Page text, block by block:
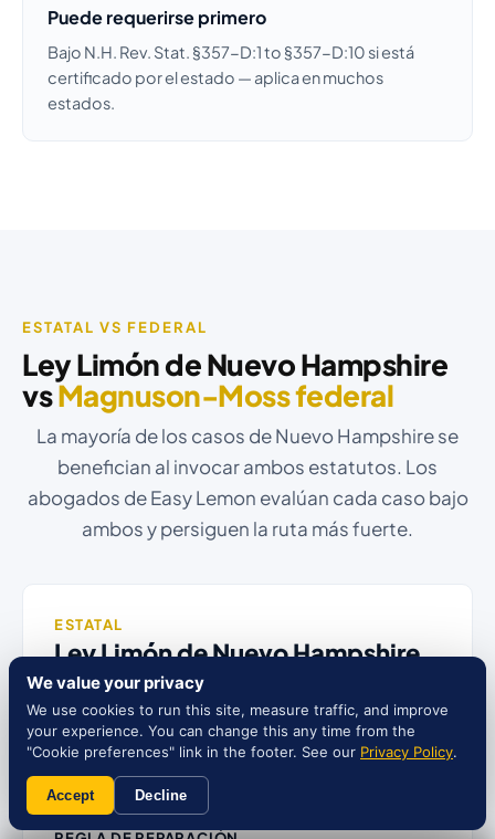
Puede requerirse primero
Bajo N.H. Rev. Stat. §357-D:1 to §357-D:10 si está
certificado por el estado — aplica en muchos
estados.
ESTATAL VS FEDERAL
Ley Limón de Nuevo Hampshire
vsMagnuson-Moss federal
La mayoría de los casos de Nuevo Hampshire se
benefician al invocar ambos estatutos. Los
abogados de Easy Lemon evalúan cada caso bajo
ambos y persiguen la ruta más fuerte.
ESTATAL
Ley Limón de Nuevo Hampshire
LÍMITE DE TIEMPO
Dentro del período de garantía
VEHÍCULOS
Vehículos nuevos + arrendamientos
We value your privacy
We use cookies to run this site, measure traffic, and improve
your experience. You can change this any time from the
"Cookie preferences" link in the footer. See our Privacy Policy.
Accept Decline